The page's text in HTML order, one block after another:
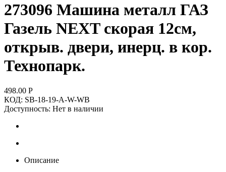
273096 Машина металл ГАЗ
Газель NEXT скорая 12см,
открыв. двери, инерц. в кор.
Технопарк.
498.00 Р
КОД: SB-18-19-A-W-WB
Доступность: Нет в наличии
Описание